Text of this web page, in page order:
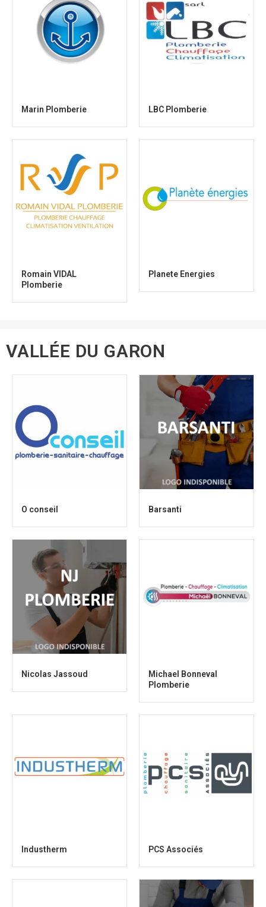
Marin Plomberie LBC Plomberie
Romain VIDAL
Plomberie
Planete Energies
VALLÉE DU GARON
O conseil Barsanti
Nicolas Jassoud
Michael Bonneval
Plomberie
Industherm PCS Associés